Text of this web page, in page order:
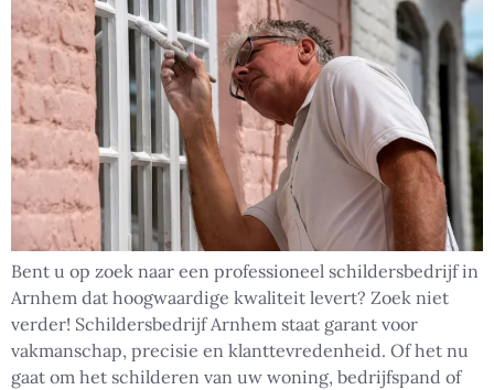
Bent u op zoek naar een professioneel schildersbedrijf in
Arnhem dat hoogwaardige kwaliteit levert? Zoek niet
verder! Schildersbedrijf Arnhem staat garant voor
vakmanschap, precisie en klanttevredenheid. Of het nu
gaat om het schilderen van uw woning, bedrijfspand of